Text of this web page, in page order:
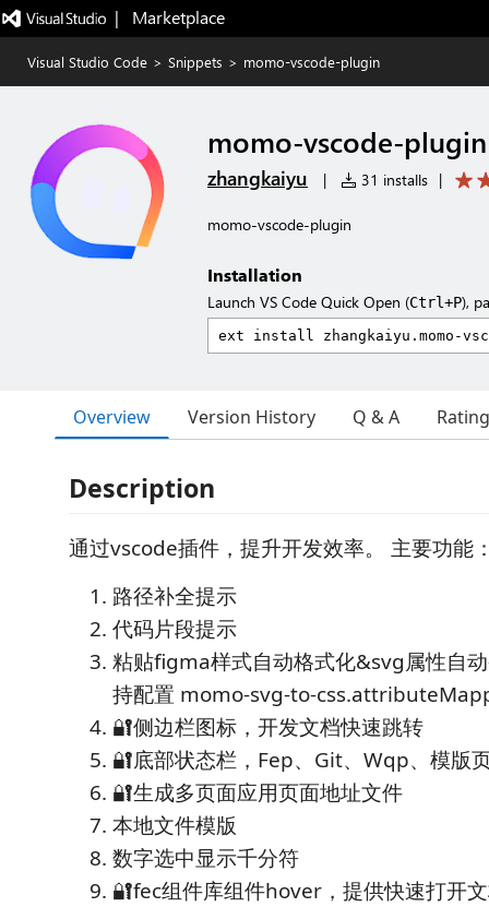
|   Marketplace
Visual Studio Code > Snippets > momo-vscode-plugin
momo-vscode-plugin
zhangkaiyu | 31 installs |
momo-vscode-plugin
Installation
Launch VS Code Quick Open (Ctrl+P),
Overview Version History Q & A
Description
通过vscode插件，提升开发效率。 主要功能
路径补全提示
代码片段提示
粘贴figma样式自动格式化&svg属性自
持配置 momo-svg-to-
🔐侧边栏图标，开发文档快速跳转
🔐底部状态栏，Fep、Git、Wqp、模版
🔐生成多页面应用页面地址文件
本地文件模版
数字选中显示千分符
🔐fec组件库组件hover，提供快速打开